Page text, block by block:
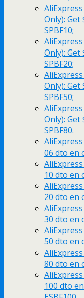
Only): Get
SPBF10;
Only): Get
SPBF20;
Only): Get
SPBF50;
Only): Get
SPBF80.
06 dto en
10 dto en
20 dto en
30 dto en
50 dto en
80 dto en
100 dto